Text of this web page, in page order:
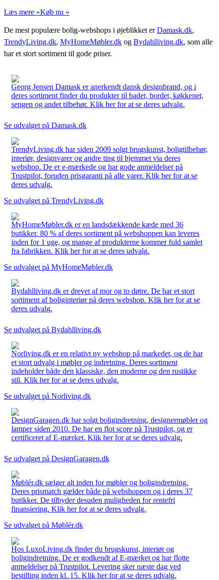
Læs mere »Køb nu »
De mest populære bolig-webshops i øjeblikket erDamask.dk,
TrendyLiving.dk, MyHomeMøbler.dk og Bydahlliving.dk, som alle
har et stort sortiment til gode priser.
Georg Jensen Damask er anerkendt dansk designbrand, og i
deres sortiment finder du produkter til badet, bordet, køkkenet,
sengen og andet tilbehør. Klik her for at se deres udvalg.
Se udvalget på Damask.dk
TrendyLiving.dk har siden 2009 solgt brugskunst, boligtilbehør,
interiør, designvarer og andre ting til hjemmet via deres
webshop. De er e-mærkede og har gode anmeldelser på
Trustpilot, foruden prisgaranti på alle varer. Klik her for at se
deres udvalg.
Se udvalget på TrendyLiving.dk
MyHomeMøbler.dk er en landsdækkende kæde med 36
butikker. 80 % af deres sortiment på webshoppen kan leveres
inden for 1 uge, og mange af produkterne kommer fuld samlet
fra fabrikken. Klik her for at se deres udvalg.
Se udvalget på MyHomeMøbler.dk
Bydahlliving.dk er drevet af mor og to døtre. De har et stort
sortiment af boliginteriør på deres webshop. Klik her for at se
deres udvalg.
Se udvalget på Bydahlliving.dk
Norliving.dk er en relativt ny webshop på markedet, og de har
et stort udvalg i møbler og indretning. Deres sortiment
indeholder både den klassiske, den moderne og den rustikke
stil. Klik her for at se deres udvalg.
Se udvalget på Norliving.dk
DesignGaragen.dk har solgt boligindretning, designermøbler og
lamper siden 2010. De har en flot score på Trustpilot, og er
certificeret af E-mærket. Klik her for at se deres udvalg.
Se udvalget på DesignGaragen.dk
Møblér.dk sælger alt inden for møbler og boligindretning.
Deres prismatch gælder både på webshoppen og i deres 37
butikker. De tilbyder desuden muligheden for rentefri
finansiering. Klik her for at se deres udvalg.
Se udvalget på Møblér.dk
Hos LuxoLiving.dk finder du brugskunst, interiør og
boligindretning. De er godkendt af E-mærket og har flotte
anmeldelser på Trustpilot. Levering sker næste dag ved
bestilling inden kl. 15. Klik her for at se deres udvalg.